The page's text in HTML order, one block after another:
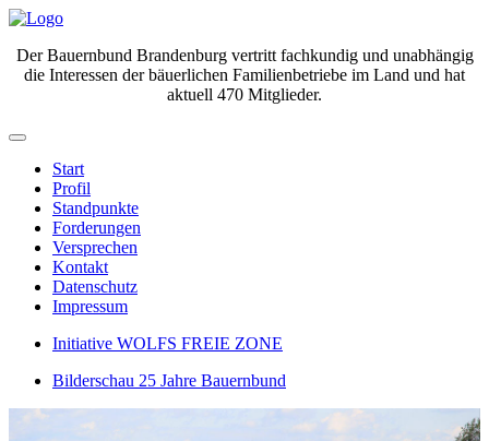
Der Bauernbund Brandenburg vertritt fachkundig und unabhängig
die Interessen der bäuerlichen Familienbetriebe im Land und hat
aktuell 470 Mitglieder.
Start
Profil
Standpunkte
Forderungen
Versprechen
Kontakt
Datenschutz
Impressum
Initiative WOLFS FREIE ZONE
Bilderschau 25 Jahre Bauernbund